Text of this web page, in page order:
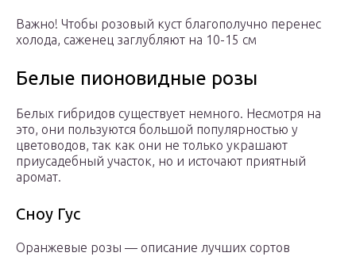
Важно! Чтобы розовый куст благополучно перенес
холода, саженец заглубляют на 10-15 см
Белые пионовидные розы
Белых гибридов существует немного. Несмотря на
это, они пользуются большой популярностью у
цветоводов, так как они не только украшают
приусадебный участок, но и источают приятный
аромат.
Сноу Гус
Оранжевые розы — описание лучших сортов